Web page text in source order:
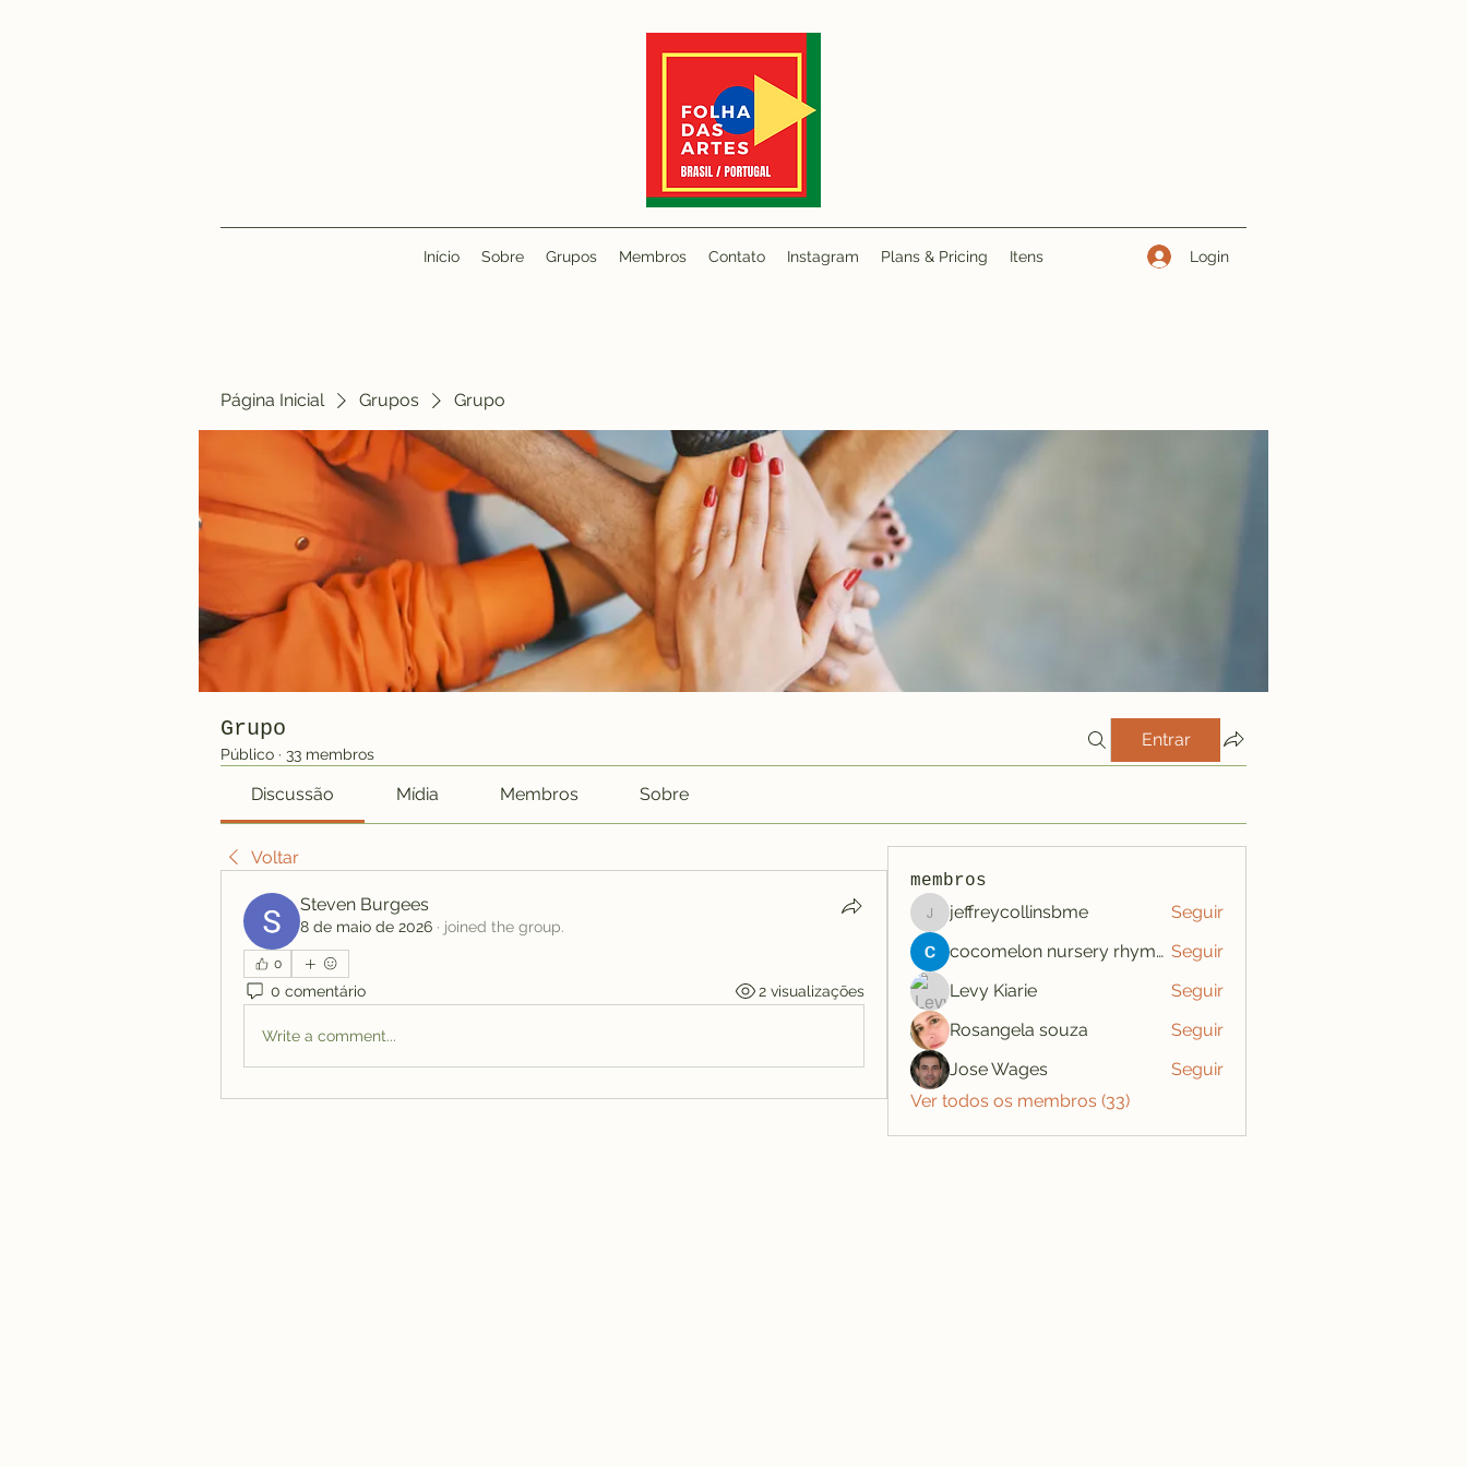
Início Sobre Grupos Membros Contato Instagram Plans & Pricing Itens Login
Página Inicial Grupos Grupo
Grupo
Público · 33 membros
Entrar
Discussão Mídia Membros Sobre
Voltar
Steven Burgees
8 de maio de 2026 · joined the group.
0
0 comentário 2 visualizações
Write a comment...
membros
jeffreycollinsbme
jeffreycollinsbme
Seguir
cocomelon nursery rhymes Seguir
Levy Kiarie
Seguir
Rosangela souza
Seguir
Jose Wages
Seguir
Ver todos os membros (33)